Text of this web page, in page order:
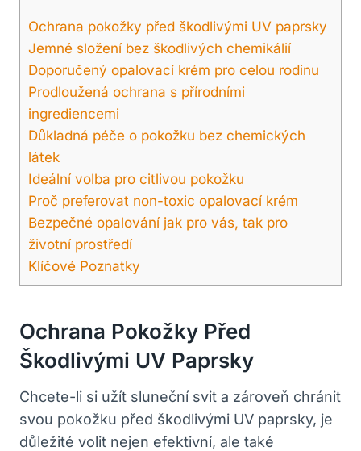
Ochrana pokožky před škodlivými UV paprsky
Jemné složení bez škodlivých chemikálií
Doporučený opalovací krém pro celou rodinu
Prodloužená ochrana s přírodními
ingrediencemi
Důkladná péče o pokožku bez chemických
látek
Ideální volba pro citlivou pokožku
Proč preferovat non-toxic opalovací krém
Bezpečné opalování jak pro vás, tak pro
životní prostředí
Klíčové Poznatky
Ochrana Pokožky Před
Škodlivými UV Paprsky
Chcete-li si užít sluneční svit a zároveň chránit
svou pokožku před škodlivými UV paprsky, je
důležité volit nejen efektivní, ale také